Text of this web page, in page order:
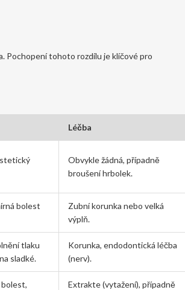
Pochopení tohoto rozdílu je klíčové pro
Léčba
Obvykle žádná, případně
broušení hrbolek.
bolest
Zubní korunka nebo velká
výplň.
tlaku
sladké.
Korunka, endodontická léčba
(nerv).
Extrakte (vytažení), případně